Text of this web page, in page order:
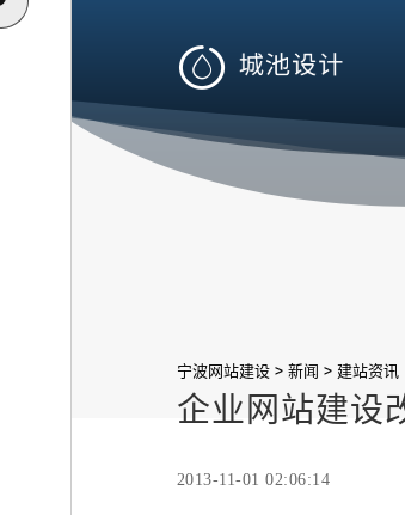

宁波网站建设> 新闻 > 建站资讯
企业网站建设
2013-11-01 02:06:14